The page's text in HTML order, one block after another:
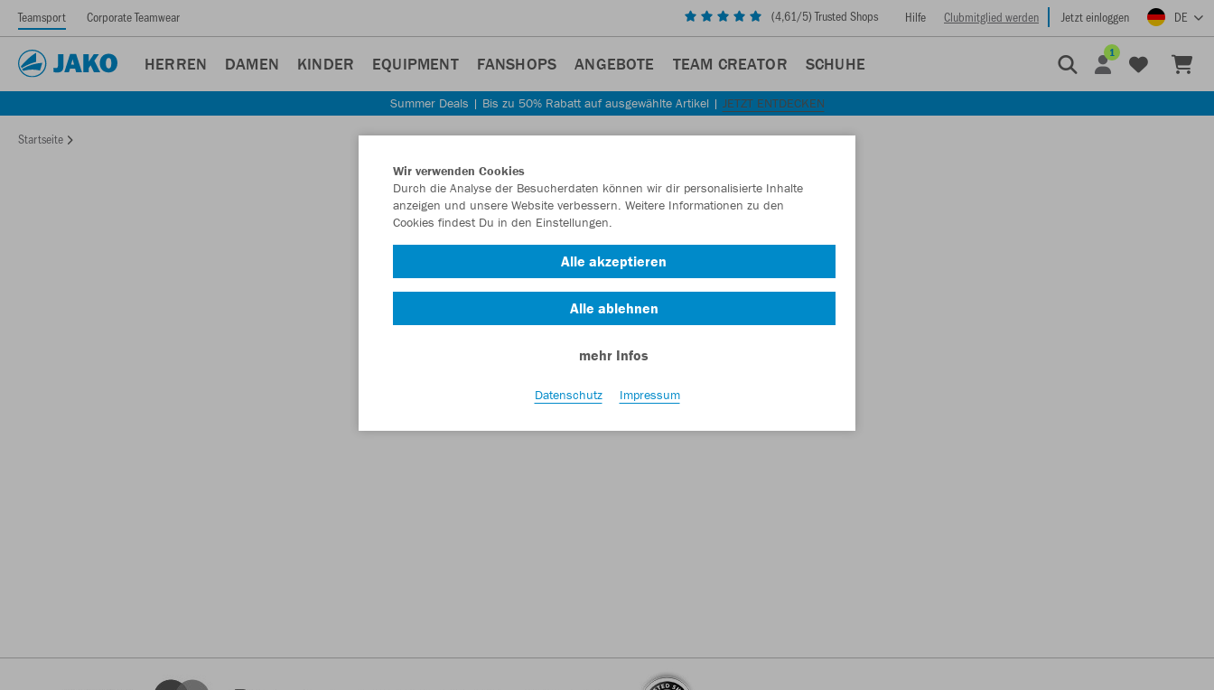
Teamsport Corporate Teamwear (4,61/5) Trusted Shops Hilfe Clubmitglied werden Jetzt einloggen DE
HERREN DAMEN KINDER EQUIPMENT FANSHOPS ANGEBOTE TEAM CREATOR SCHUHE
1
Summer Deals | Bis zu 50% Rabatt auf ausgewählte Artikel | JETZT ENTDECKEN
Startseite
Wir verwenden Cookies
Durch die Analyse der Besucherdaten können wir dir personalisierte Inhalte
anzeigen und unsere Website verbessern. Weitere Informationen zu den
Cookies findest Du in den Einstellungen.
Alle akzeptieren
Alle ablehnen
mehr Infos
Datenschutz Impressum